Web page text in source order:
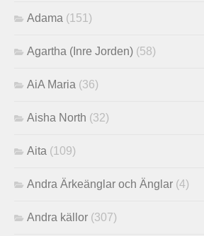
Adama (151)
Agartha (Inre Jorden) (58)
AiA Maria (36)
Aisha North (32)
Aita (109)
Andra Ärkeänglar och Änglar (4)
Andra källor (307)